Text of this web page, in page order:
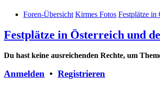
Foren-Übersicht Kirmes Fotos Festplätze in
Festplätze in Österreich und
Du hast keine ausreichenden Rechte, um
Anmelden • Registrieren